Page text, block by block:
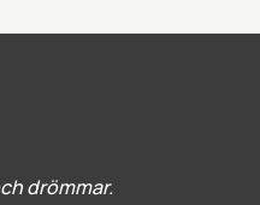
drömmar.